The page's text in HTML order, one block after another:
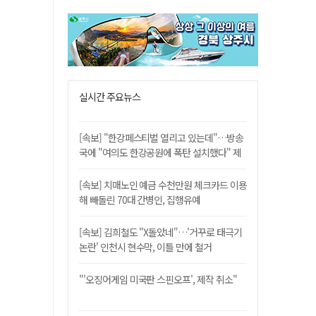
실시간 주요뉴스
[속보] "한강페스티벌 열리고 있는데"…방송
국에 "여의도 한강공원에 폭탄 설치했다" 제
[속보] 치매노인 예금 수천만원 체크카드 이용
해 빼돌린 70대 간병인, 집행유예
[속보] 김희철도 "X돌았네"…'거꾸로 태극기
논란' 인천시 현수막, 이틀 만에 철거
"'오징어게임 미국판 스핀오프', 제작 취소"